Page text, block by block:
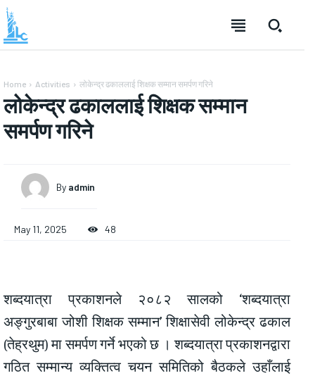
Home Activities लोकेन्द्र ढकाललाई शिक्षक सम्मान समर्पण गरिने
लोकेन्द्र ढकाललाई शिक्षक सम्मान
समर्पण गरिने
By admin
May 11, 2025 48
शब्दयात्रा प्रकाशनले २०८२ सालको ‘शब्दयात्रा
अङ्गुरबाबा जोशी शिक्षक सम्मान’ शिक्षासेवी लोकेन्द्र ढकाल
(तेह्रथुम) मा समर्पण गर्ने भएको छ । शब्दयात्रा प्रकाशनद्वारा
गठित सम्मान्य व्यक्तित्व चयन समितिको बैठकले उहाँलाई